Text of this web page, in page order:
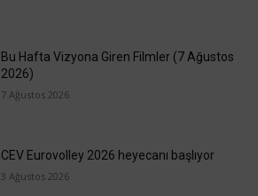
Bu Hafta Vizyona Giren Filmler (7 Ağustos
2026)
7 Ağustos 2026
CEV Eurovolley 2026 heyecanı başlıyor
3 Ağustos 2026